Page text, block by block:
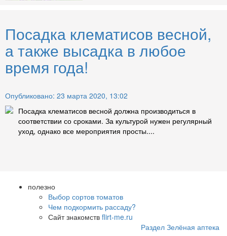
Посадка клематисов весной,
а также высадка в любое
время года!
Опубликовано: 23 марта 2020, 13:02
Посадка клематисов весной должна производиться в
соответствии со сроками. За культурой нужен регулярный
уход, однако все мероприятия просты....
полезно
Выбор сортов томатов
Чем подкормить рассаду?
Сайт знакомств flirt-me.ru
Раздел Зелёная аптека